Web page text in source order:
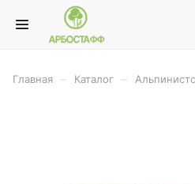
Главная Каталог